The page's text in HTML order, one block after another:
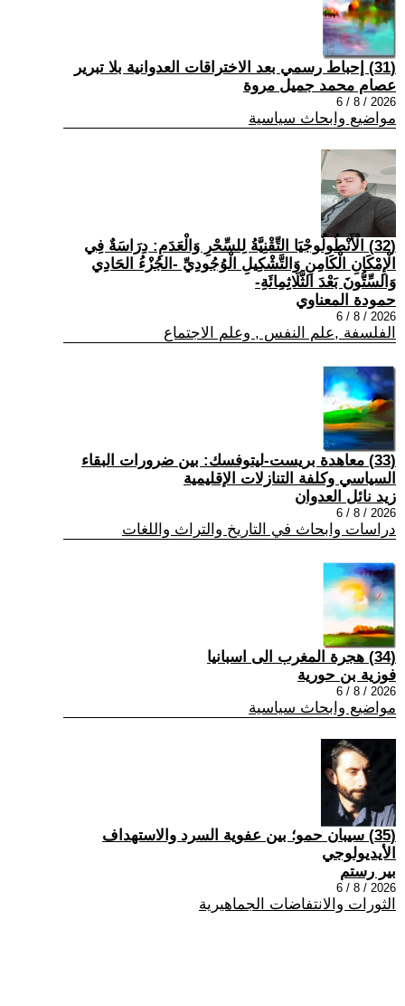
(31) إحباط رسمي بعد الاختراقات العدوانية بلا تبرير
عصام محمد جميل مروة
2026 / 8 / 6
مواضيع وابحاث سياسية
(32) الْأَنْطُولُوجْيَا التِّقْنِيَّةُ لِلسِّحْرِ وَالْعَدَمِ: دِرَاسَةٌ فِي
الْإِمْكَانِ الْكَامِنِ وَالتَّشْكِيلِ الْوُجُودِيِّ -الجُزْءُ الحَادِي
وَالسِّتُّونَ بَعْدَ الثَّلَاثِمِائَةِ-
حمودة المعناوي
2026 / 8 / 6
الفلسفة ,علم النفس , وعلم الاجتماع
(33) معاهدة بريست-ليتوفسك: بين ضرورات البقاء
السياسي وكلفة التنازلات الإقليمية
زيد نائل العدوان
2026 / 8 / 6
دراسات وابحاث في التاريخ والتراث واللغات
(34) هجرة المغرب الى اسبانيا
فوزية بن حورية
2026 / 8 / 6
مواضيع وابحاث سياسية
(35) سيبان حمو؛ بين عفوية السرد والاستهداف
الأيديولوجي
بير رستم
2026 / 8 / 6
الثورات والانتفاضات الجماهيرية